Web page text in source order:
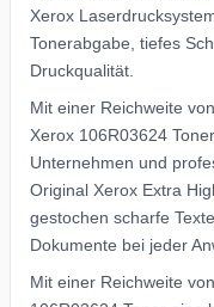
Xerox
Tonerabgabe, tiefes
Druckqualität.
Mit einer Reichweite
Xerox 106R03624
Unternehmen und
Original Xerox Extra
gestochen scharfe
Dokumente bei jeder
Mit einer Reichweite